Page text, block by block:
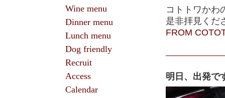
コトトワかわ
是非拝見くだ
FROM
明日、出発で
Wine menu
Dinner menu
Lunch menu
Dog friendly
Recruit
Access
Calendar